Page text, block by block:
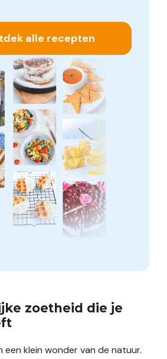
alle recepten
zoetheid die je
een klein wonder van de natuur.